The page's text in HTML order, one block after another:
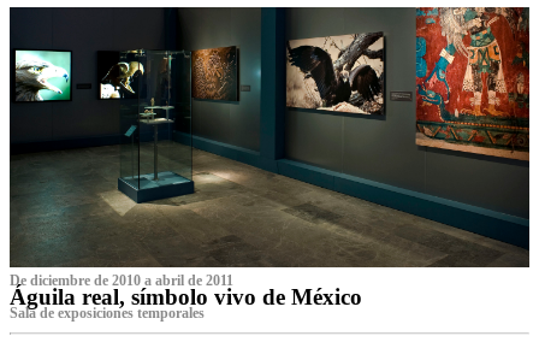
De diciembre de 2010 a abril de 2011
Águila real, símbolo vivo de México
Sala de exposiciones temporales